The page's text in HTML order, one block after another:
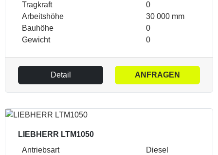
Tragkraft
0
Arbeitshöhe
30 000 mm
Bauhöhe
0
Gewicht
0
Detail ANFRAGEN
LIEBHERR LTM1050
Antriebsart
Diesel